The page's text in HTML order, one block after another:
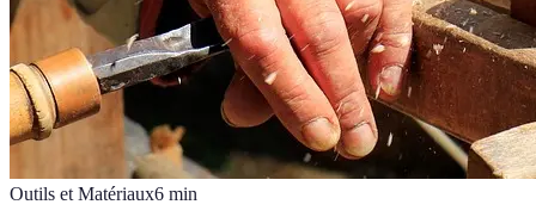
Outils et Matériaux6 min